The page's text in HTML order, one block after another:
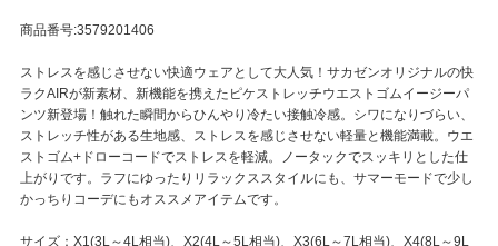
商品番号:3579201406
ストレスを感じさせない快適ウェアとして大人気！サカゼンオリジナルの快
ラクAIRが新素材、新機能を携えたピケストレッチウエストゴムイージーパ
ンツ新登場！触れた瞬間からひんやり冷たい接触冷感。シワになりづらい、
ストレッチ性がある生地感、ストレスを感じさせない軽量と機能満載。ウエ
ストゴム+ドローコードでストレスを軽減。ノータックでスッキリとした仕
上がりです。ラフにゆったりリラックススタイルにも、サマーモードで少し
かっちりコーデにもオススメアイテムです。
サイズ：X1(3L～4L相当)、X2(4L～5L相当)、X3(6L～7L相当)、X4(8L～9L